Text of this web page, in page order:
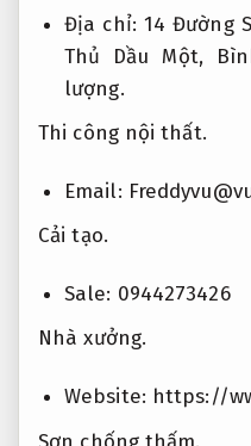
Địa chỉ: 14 Đường
Thủ Dầu Một,
lượng.
Thi công nội thất.
Email:
Cải tạo.
Sale: 0944273426
Nhà xưởng.
Website: https://